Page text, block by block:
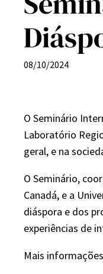
08/10/2024
O Seminário
Laboratório
geral, e na
O Seminário,
Canadá, e a
diáspora e dos
experiências de
Mais